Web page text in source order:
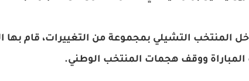
المنتخب التشيلي بمجموعة من التغييرات، قام بها
ووقف هجمات المنتخب الوطني.